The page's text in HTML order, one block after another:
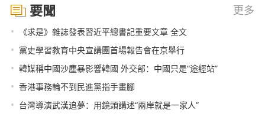
要聞 更多
• 《求是》雜誌發表習近平總書記重要文章 全文
• 黨史學習教育中央宣講團首場報告會在京舉行
• 韓媒稱中國沙塵暴影響韓國 外交部：中國只是“途經站”
• 香港事務輪不到民進黨指手畫腳
• 台灣導演武漢追夢：用鏡頭講述“兩岸就是一家人”